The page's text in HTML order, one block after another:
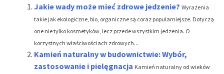
Jakie wady może mieć zdrowe jedzenie? Wyrażenia
takie jak ekologiczne, bio, organiczne są coraz popularniejsze. Dotyczą
one nie tylko kosmetyków, lecz przede wszystkim jedzenia. O
korzystnych właściwościach zdrowych...
Kamień naturalny w budownictwie: Wybór,
zastosowanie i pielęgnacja Kamień naturalny od wieków